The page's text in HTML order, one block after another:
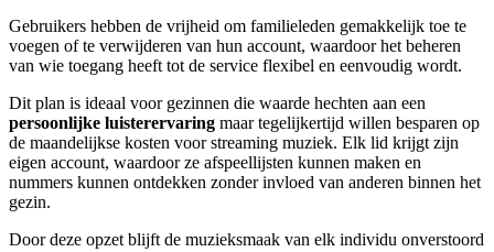
Gebruikers hebben de vrijheid om familieleden gemakkelijk toe te
voegen of te verwijderen van hun account, waardoor het beheren
van wie toegang heeft tot de service flexibel en eenvoudig wordt.
Dit plan is ideaal voor gezinnen die waarde hechten aan een
persoonlijke luisterervaring maar tegelijkertijd willen besparen op
de maandelijkse kosten voor streaming muziek. Elk lid krijgt zijn
eigen account, waardoor ze afspeellijsten kunnen maken en
nummers kunnen ontdekken zonder invloed van anderen binnen het
gezin.
Door deze opzet blijft de muzieksmaak van elk individu onverstoord